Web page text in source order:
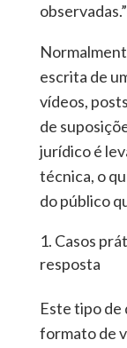
observadas.”
escrita de
vídeos,
de
jurídico é
técnica, o
do público
Casos
resposta
Este tipo de
formato de